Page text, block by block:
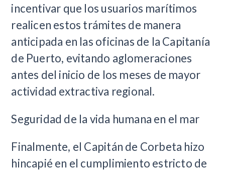
incentivar que los usuarios marítimos
realicen estos trámites de manera
anticipada en las oficinas de la Capitanía
de Puerto, evitando aglomeraciones
antes del inicio de los meses de mayor
actividad extractiva regional.
Seguridad de la vida humana en el mar
Finalmente, el Capitán de Corbeta hizo
hincapié en el cumplimiento estricto de